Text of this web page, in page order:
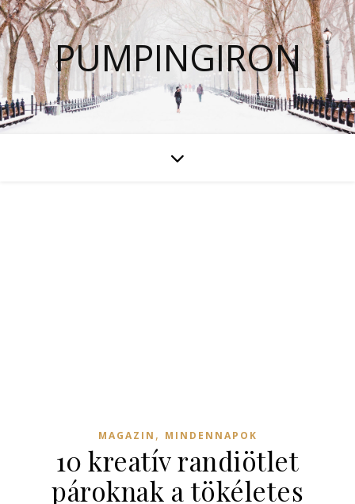
PUMPINGIRON
MAGAZIN , MINDENNAPOK
10 kreatív randiötlet
pároknak a tökéletes